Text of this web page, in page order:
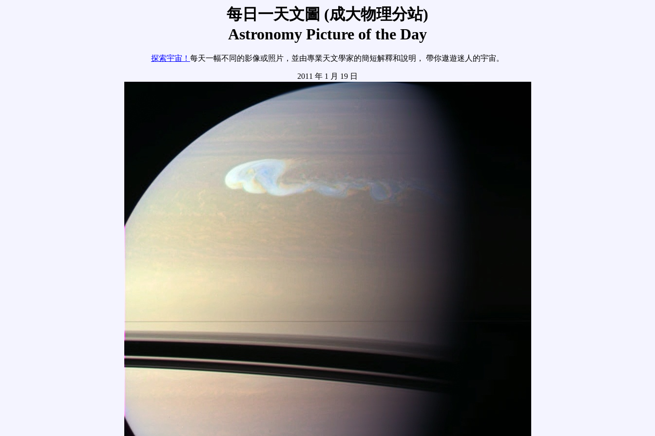
每日一天文圖 (成大物理分站)
Astronomy Picture of the Day
探索宇宙！ 每天一幅不同的影像或照片，並由專業天文學家的簡短解釋和說明， 帶你遨遊迷人的宇宙。
2011 年 1 月 19 日